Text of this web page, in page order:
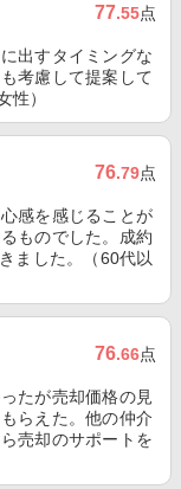
77.55点
出すタイミングな
考慮して提案して
性）
76.79点
感を感じることが
ものでした。成約
ました。（60代以
76.66点
たが売却価格の見
らえた。他の仲介
売却のサポートを